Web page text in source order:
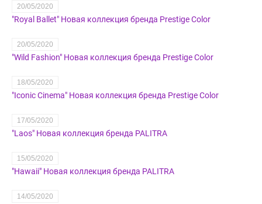
20/05/2020
"Royal Ballet" Новая коллекция бренда Prestige Color
20/05/2020
"Wild Fashion" Новая коллекция бренда Prestige Color
18/05/2020
"Iconic Cinema" Новая коллекция бренда Prestige Color
17/05/2020
"Laos" Новая коллекция бренда PALITRA
15/05/2020
"Hawaii" Новая коллекция бренда PALITRA
14/05/2020